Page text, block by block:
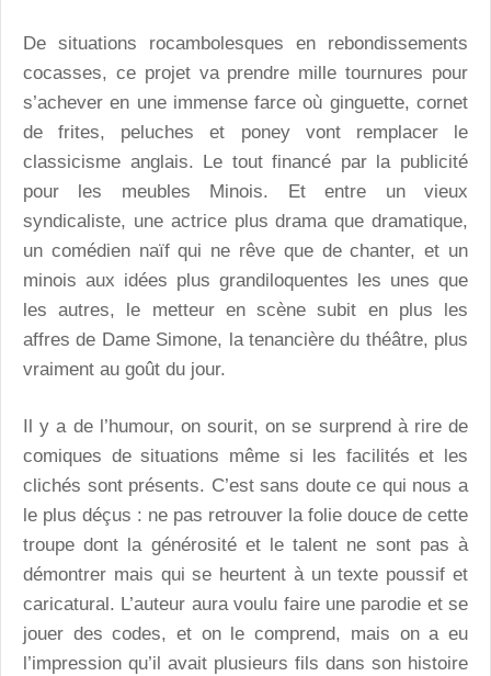
De situations rocambolesques en rebondissements
cocasses, ce projet va prendre mille tournures pour
s’achever en une immense farce où ginguette, cornet
de frites, peluches et poney vont remplacer le
classicisme anglais. Le tout financé par la publicité
pour les meubles Minois. Et entre un vieux
syndicaliste, une actrice plus drama que dramatique,
un comédien naïf qui ne rêve que de chanter, et un
minois aux idées plus grandiloquentes les unes que
les autres, le metteur en scène subit en plus les
affres de Dame Simone, la tenancière du théâtre, plus
vraiment au goût du jour.
Il y a de l’humour, on sourit, on se surprend à rire de
comiques de situations même si les facilités et les
clichés sont présents. C’est sans doute ce qui nous a
le plus déçus : ne pas retrouver la folie douce de cette
troupe dont la générosité et le talent ne sont pas à
démontrer mais qui se heurtent à un texte poussif et
caricatural. L’auteur aura voulu faire une parodie et se
jouer des codes, et on le comprend, mais on a eu
l’impression qu’il avait plusieurs fils dans son histoire